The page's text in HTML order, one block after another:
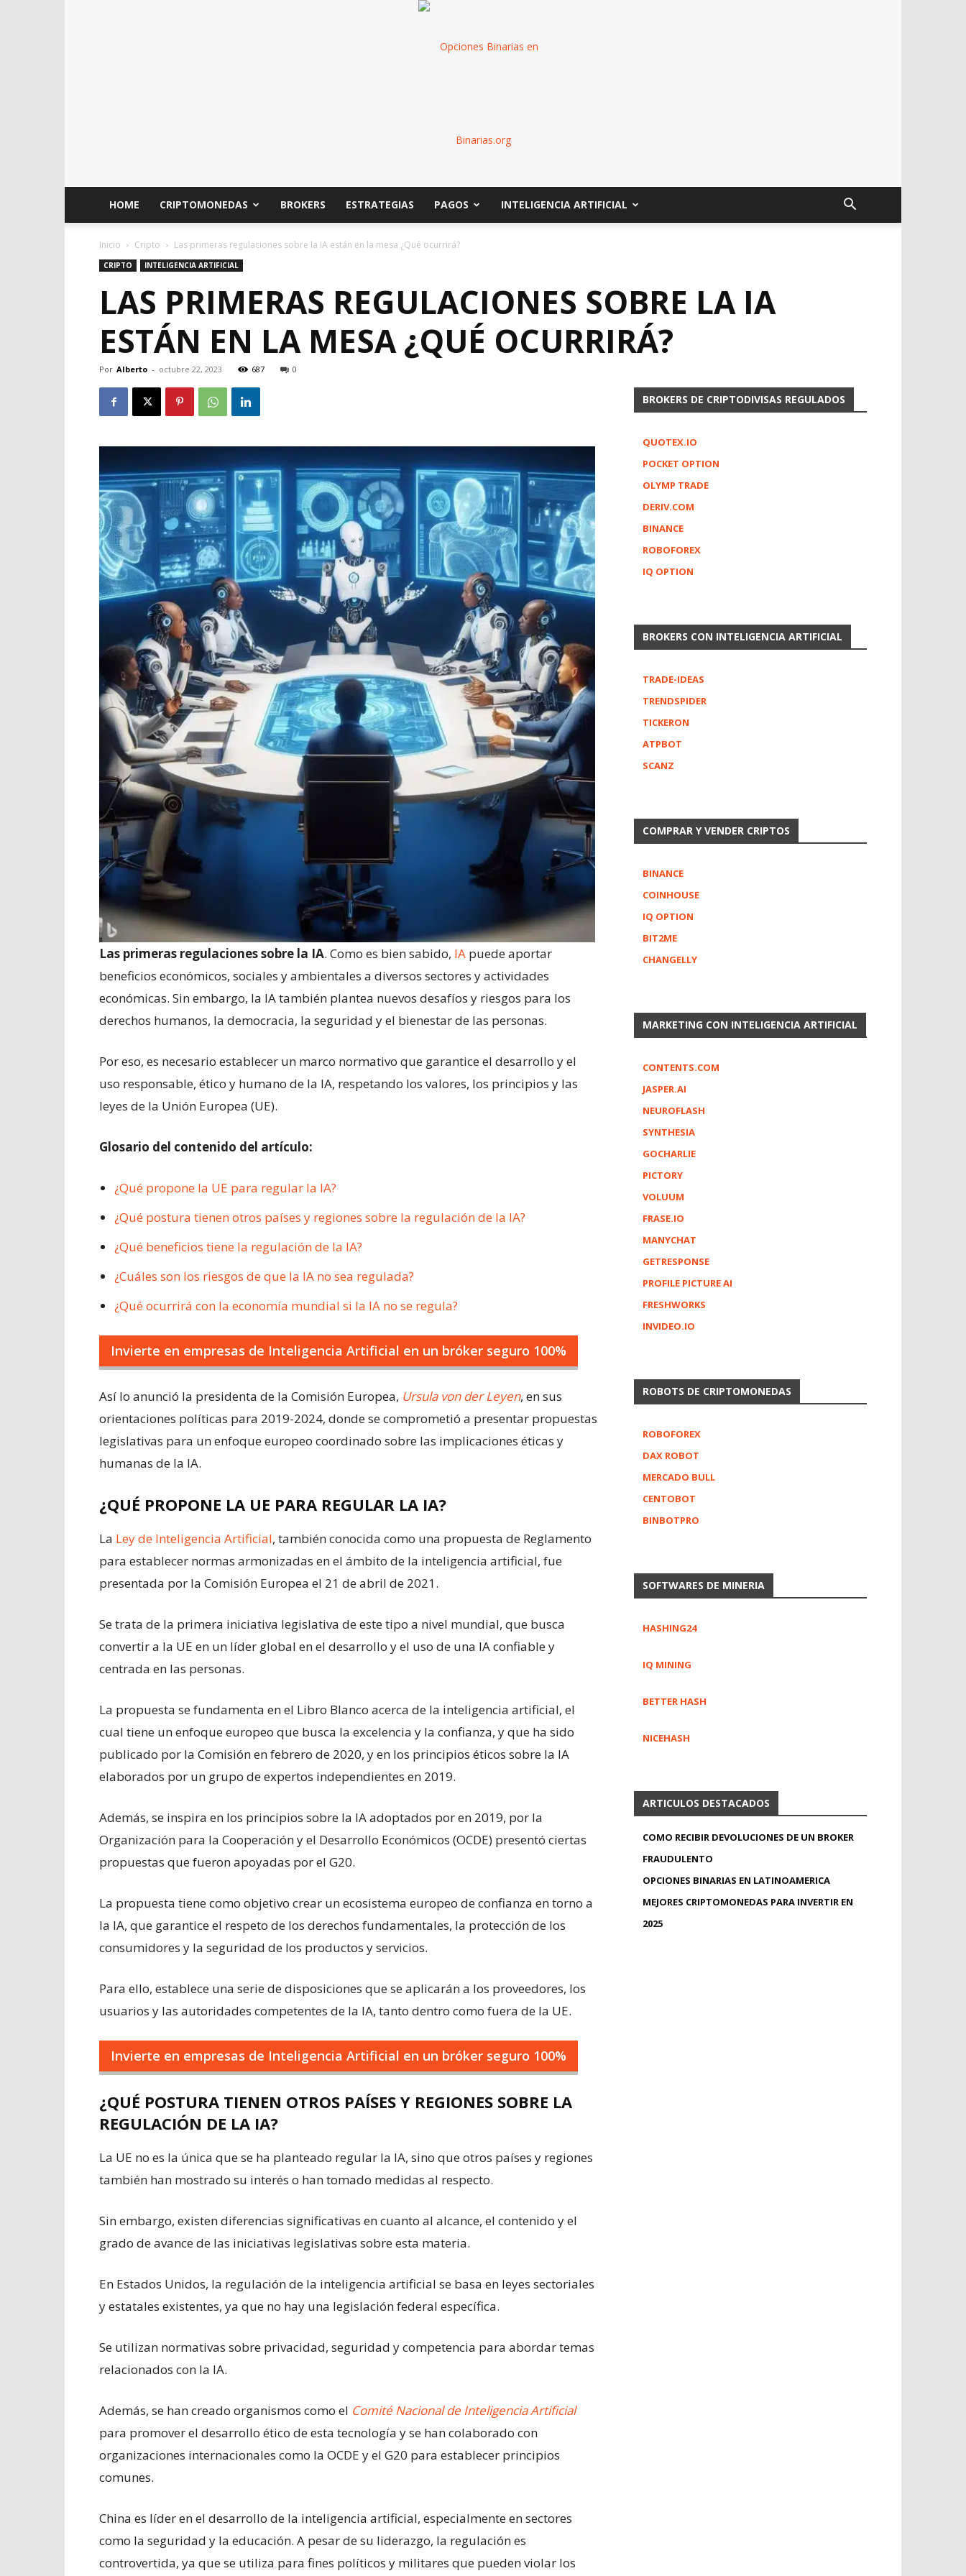
HOME CRIPTOMONEDAS BROKERS ESTRATEGIAS PAGOS INTELIGENCIA ARTIFICIAL
Inicio Cripto Las primeras regulaciones sobre la IA están en la mesa ¿Qué ocurrirá?
CRIPTO INTELIGENCIA ARTIFICIAL
LAS PRIMERAS REGULACIONES SOBRE LA IA
ESTÁN EN LA MESA ¿QUÉ OCURRIRÁ?
Por Alberto - octubre 22, 2023 687 0
Las primeras regulaciones sobre la IA. Como es bien sabido, IA puede aportar
beneficios económicos, sociales y ambientales a diversos sectores y actividades
económicas. Sin embargo, la IA también plantea nuevos desafíos y riesgos para los
derechos humanos, la democracia, la seguridad y el bienestar de las personas.
Por eso, es necesario establecer un marco normativo que garantice el desarrollo y el
uso responsable, ético y humano de la IA, respetando los valores, los principios y las
leyes de la Unión Europea (UE).
Glosario del contenido del artículo:
¿Qué propone la UE para regular la IA?
¿Qué postura tienen otros países y regiones sobre la regulación de la IA?
¿Qué beneficios tiene la regulación de la IA?
¿Cuáles son los riesgos de que la IA no sea regulada?
¿Qué ocurrirá con la economía mundial si la IA no se regula?
Invierte en empresas de Inteligencia Artificial en un bróker seguro 100%
Así lo anunció la presidenta de la Comisión Europea, Ursula von der Leyen, en sus
orientaciones políticas para 2019-2024, donde se comprometió a presentar propuestas
legislativas para un enfoque europeo coordinado sobre las implicaciones éticas y
humanas de la IA.
¿QUÉ PROPONE LA UE PARA REGULAR LA IA?
La Ley de Inteligencia Artificial, también conocida como una propuesta de Reglamento
para establecer normas armonizadas en el ámbito de la inteligencia artificial, fue
presentada por la Comisión Europea el 21 de abril de 2021.
Se trata de la primera iniciativa legislativa de este tipo a nivel mundial, que busca
convertir a la UE en un líder global en el desarrollo y el uso de una IA confiable y
centrada en las personas.
La propuesta se fundamenta en el Libro Blanco acerca de la inteligencia artificial, el
cual tiene un enfoque europeo que busca la excelencia y la confianza, y que ha sido
publicado por la Comisión en febrero de 2020, y en los principios éticos sobre la IA
elaborados por un grupo de expertos independientes en 2019.
Además, se inspira en los principios sobre la IA adoptados por en 2019, por la
Organización para la Cooperación y el Desarrollo Económicos (OCDE) presentó ciertas
propuestas que fueron apoyadas por el G20.
La propuesta tiene como objetivo crear un ecosistema europeo de confianza en torno a
la IA, que garantice el respeto de los derechos fundamentales, la protección de los
consumidores y la seguridad de los productos y servicios.
Para ello, establece una serie de disposiciones que se aplicarán a los proveedores, los
usuarios y las autoridades competentes de la IA, tanto dentro como fuera de la UE.
Invierte en empresas de Inteligencia Artificial en un bróker seguro 100%
¿QUÉ POSTURA TIENEN OTROS PAÍSES Y REGIONES SOBRE LA
REGULACIÓN DE LA IA?
La UE no es la única que se ha planteado regular la IA, sino que otros países y regiones
también han mostrado su interés o han tomado medidas al respecto.
Sin embargo, existen diferencias significativas en cuanto al alcance, el contenido y el
grado de avance de las iniciativas legislativas sobre esta materia.
En Estados Unidos, la regulación de la inteligencia artificial se basa en leyes sectoriales
y estatales existentes, ya que no hay una legislación federal específica.
Se utilizan normativas sobre privacidad, seguridad y competencia para abordar temas
relacionados con la IA.
Además, se han creado organismos como el Comité Nacional de Inteligencia Artificial
para promover el desarrollo ético de esta tecnología y se han colaborado con
organizaciones internacionales como la OCDE y el G20 para establecer principios
comunes.
China es líder en el desarrollo de la inteligencia artificial, especialmente en sectores
como la seguridad y la educación. A pesar de su liderazgo, la regulación es
controvertida, ya que se utiliza para fines políticos y militares que pueden violar los
BROKERS DE CRIPTODIVISAS REGULADOS
QUOTEX.IO
POCKET OPTION
OLYMP TRADE
DERIV.COM
BINANCE
ROBOFOREX
IQ OPTION
BROKERS CON INTELIGENCIA ARTIFICIAL
TRADE-IDEAS
TRENDSPIDER
TICKERON
ATPBOT
SCANZ
COMPRAR Y VENDER CRIPTOS
BINANCE
COINHOUSE
IQ OPTION
BIT2ME
CHANGELLY
MARKETING CON INTELIGENCIA ARTIFICIAL
CONTENTS.COM
JASPER.AI
NEUROFLASH
SYNTHESIA
GOCHARLIE
PICTORY
VOLUUM
FRASE.IO
MANYCHAT
GETRESPONSE
PROFILE PICTURE AI
FRESHWORKS
INVIDEO.IO
ROBOTS DE CRIPTOMONEDAS
ROBOFOREX
DAX ROBOT
MERCADO BULL
CENTOBOT
BINBOTPRO
SOFTWARES DE MINERIA
HASHING24
IQ MINING
BETTER HASH
NICEHASH
ARTICULOS DESTACADOS
COMO RECIBIR DEVOLUCIONES DE UN BROKER
FRAUDULENTO
OPCIONES BINARIAS EN LATINOAMERICA
MEJORES CRIPTOMONEDAS PARA INVERTIR EN
2025